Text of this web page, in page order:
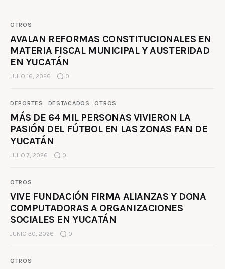
OTROS
AVALAN REFORMAS CONSTITUCIONALES EN
MATERIA FISCAL MUNICIPAL Y AUSTERIDAD
EN YUCATÁN
JULIO 16, 2026 0
DEPORTES DESTACADOS OTROS
MÁS DE 64 MIL PERSONAS VIVIERON LA
PASIÓN DEL FÚTBOL EN LAS ZONAS FAN DE
YUCATÁN
JULIO 7, 2026 0
OTROS
VIVE FUNDACIÓN FIRMA ALIANZAS Y DONA
COMPUTADORAS A ORGANIZACIONES
SOCIALES EN YUCATÁN
JUNIO 30, 2026 0
OTROS